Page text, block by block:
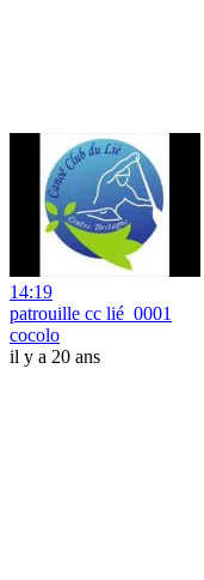
14:19
patrouille cc lié_0001
cocolo
il y a 20 ans